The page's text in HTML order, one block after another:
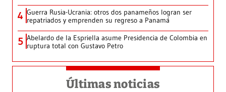
4 Guerra Rusia-Ucrania: otros dos panameños logran ser
repatriados y emprenden su regreso a Panamá
5 Abelardo de la Espriella asume Presidencia de Colombia en
ruptura total con Gustavo Petro
Últimas noticias